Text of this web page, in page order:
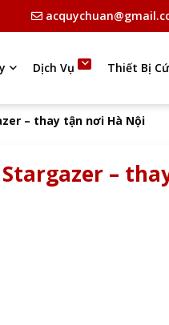
Dịch Vụ Thiết Bị
– thay tận nơi Hà Nội
–